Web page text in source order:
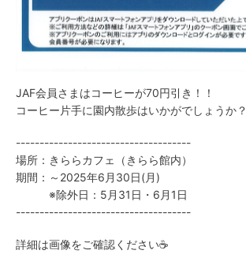
JAF会員さまはコーヒーが70円引き！！
コーヒー片手に園内散歩はいかがでしょうか？
-------------------------------------
場所：きららカフェ（きらら館内）
期間：～2025年6月30日(月)
※除外日：5月31日・6月1日
-------------------------------------
詳細は画像をご確認ください☕